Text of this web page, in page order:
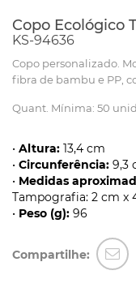
Copo Ecológico
KS-94636
Copo personalizado.
fibra de bambu e PP,
Quant. Mínima: 50
• Altura: 13,4 cm
• Circunferência: 9,3
• Medidas
Tampografia: 2 cm x
• Peso (g): 96
Compartilhe: